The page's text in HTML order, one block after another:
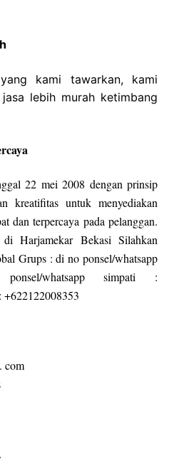
kami tawarkan, kami
lebih murah ketimbang
22 mei 2008 dengan prinsip
kreatifitas untuk menyediakan
dan terpercaya pada pelanggan.
di Harjamekar Bekasi Silahkan
Grups : di no ponsel/whatsapp
whatsapp simpati :
com